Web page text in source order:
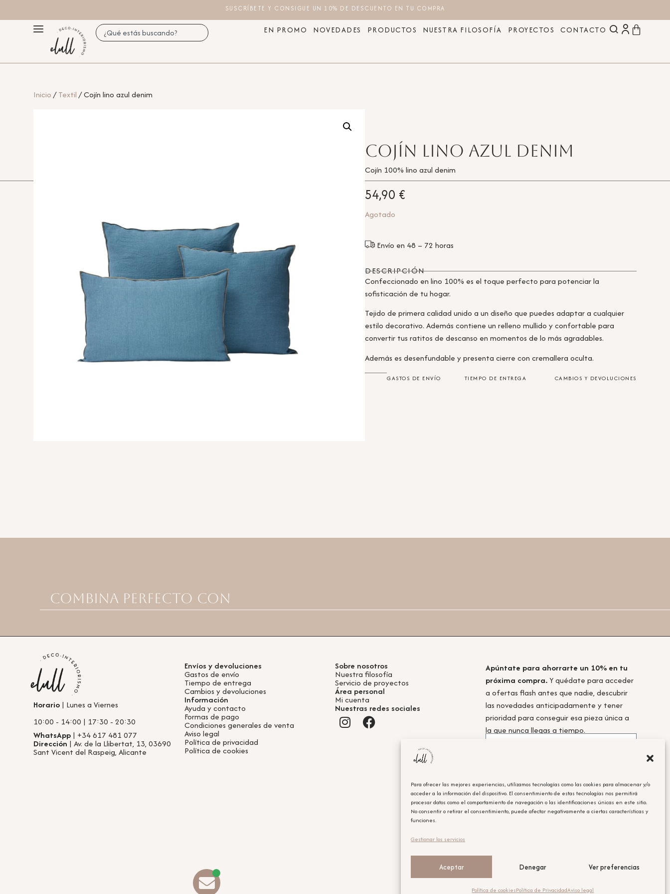
Para ofrecer las mejores experiencias, utilizamos tecnologías como las cookies para almacenar y/o
acceder a la información del dispositivo. El consentimiento de estas tecnologías nos permitirá
procesar datos como el comportamiento de navegación o las identificaciones únicas en este sitio.
No consentir o retirar el consentimiento, puede afectar negativamente a ciertas características y
funciones.
Gestionar los servicios
Aceptar Denegar Ver preferencias
Política de cookiesPolítica de PrivacidadAviso legal
SUSCRÍBETE Y CONSIGUE UN 10% DE DESCUENTO EN TU COMPRA
EN PROMO NOVEDADES PRODUCTOS NUESTRA FILOSOFÍA PROYECTOS CONTACTO
Inicio /Textil / Cojín lino azul denim
Cojín lino azul denim
Cojín 100% lino azul denim
54,90 €
Agotado
Envío en 48 – 72 horas
DESCRIPCIÓN
Confeccionado en lino 100% es el toque perfecto para potenciar la
sofisticación de tu hogar.
Tejido de primera calidad unido a un diseño que puedes adaptar a cualquier
estilo decorativo. Además contiene un relleno mullido y confortable para
convertir tus ratitos de descanso en momentos de lo más agradables.
Además es desenfundable y presenta cierre con cremallera oculta.
GASTOS DE ENVÍO TIEMPO DE ENTREGA CAMBIOS Y DEVOLUCIONES
Combina perfecto con
Horario | Lunes a Viernes
10:00 - 14:00 | 17:30 - 20:30
WhatsApp | +34 617 481 077
Dirección | Av. de la Llibertat, 13, 03690
Sant Vicent del Raspeig, Alicante
Envíos y devoluciones
Gastos de envío
Tiempo de entrega
Cambios y devoluciones
Información
Ayuda y contacto
Formas de pago
Condiciones generales de venta
Aviso legal
Política de privacidad
Política de cookies
Sobre nosotros
Nuestra filosofía
Servicio de proyectos
Área personal
Mi cuenta
Nuestras redes sociales
Apúntate para ahorrarte un 10% en tu
próxima compra.Y quédate para acceder
a ofertas flash antes que nadie, descubrir
las novedades anticipadamente y tener
prioridad para conseguir esa pieza única a
la que nunca llegas a tiempo.
Acepto lapolítica de privacidad.
Obtener el cupón